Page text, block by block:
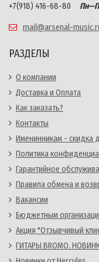
+7(918) 416-68-80
mail@arsenal-
РАЗДЕЛЫ
О компании
Доставка и Оплата
Как заказать?
Контакты
Именинникам - скидка
Политика
Гарантийное
Правила обмена и
Вакансии
Бюджетным
Акция "Отзывчивый
ГИТАРЫ BROMO.